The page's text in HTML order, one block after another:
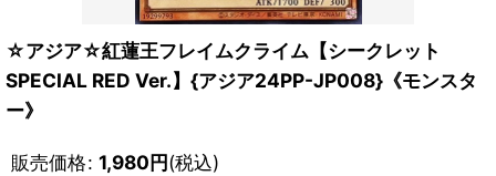
☆アジア☆紅蓮王フレイムクライム【シークレット
SPECIAL RED Ver.】{アジア24PP-JP008}《モンスタ
ー》
販売価格: 1,980円(税込)